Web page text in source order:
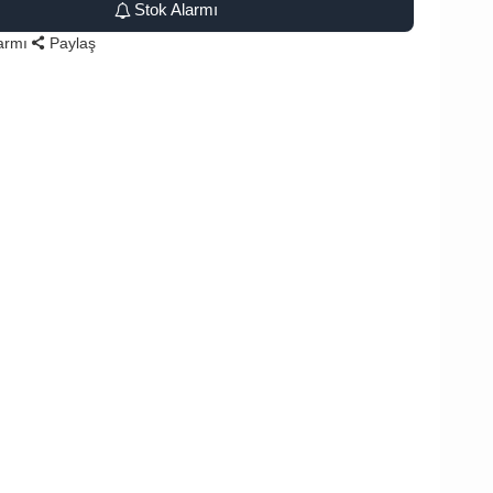
Stok Alarmı
Paylaş